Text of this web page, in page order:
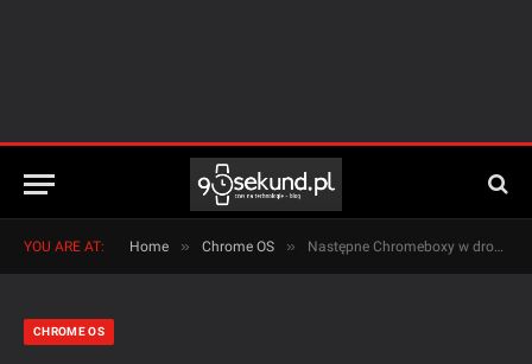
YOU ARE AT: Home » Chrome OS » Następne Chromeboxy w drodze. Teraz od HP!
CHROME OS